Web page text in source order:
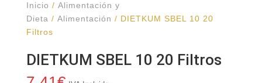
Inicio / Alimentación y
Dieta / Alimentación / DIETKUM SBEL 10 20
Filtros
DIETKUM SBEL 10 20 Filtros